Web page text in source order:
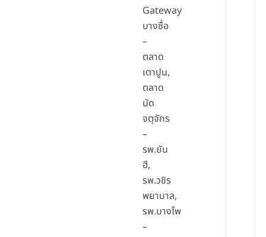
Gateway
บางซื่อ
–
ตลาด
เตาปูน,
ตลาด
นัด
จตุจักร
–
รพ.ยัน
ฮี,
รพ.วชิร
พยาบาล,
รพ.บางโพ
–